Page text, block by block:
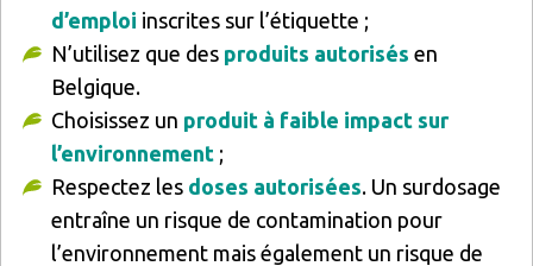
d’emploi inscrites sur l’étiquette ;
N’utilisez que des produits autorisés en
Belgique.
Choisissez un produit à faible impact sur
l’environnement ;
Respectez les doses autorisées. Un surdosage
entraîne un risque de contamination pour
l’environnement mais également un risque de